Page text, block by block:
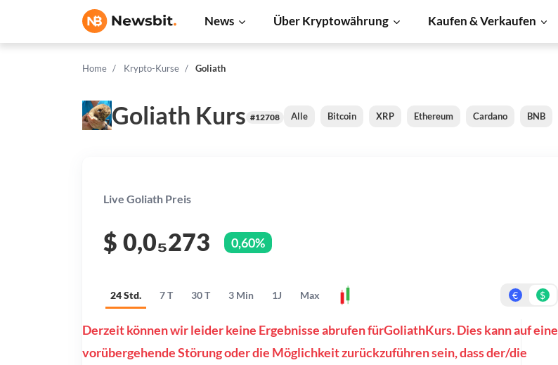
News Über Kryptowährung Kaufen & Verkaufen
Home Krypto-Kurse Goliath
Goliath Kurs #12708 Alle Bitcoin XRP Ethereum Cardano BNB
Live Goliath Preis
$ 0,0₅273 0,60%
24 Std. 7 T 30 T 3 Min 1J Max € $
Derzeit können wir leider keine Ergebnisse abrufen fürGoliathKurs. Dies kann auf eine
vorübergehende Störung oder die Möglichkeit zurückzuführen sein, dass der/die